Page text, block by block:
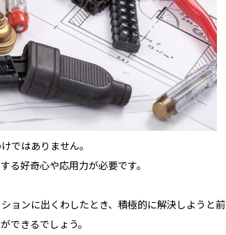
ではありません。
る好奇心や応用力が必要です。
ョンに出くわしたとき、積極的に解決しようと前
できるでしょう。